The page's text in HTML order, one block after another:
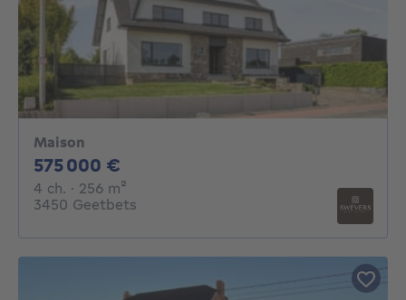
Maison
575 000 €
4 ch. 4 chambres
· 256 m²
3450 Geetbets